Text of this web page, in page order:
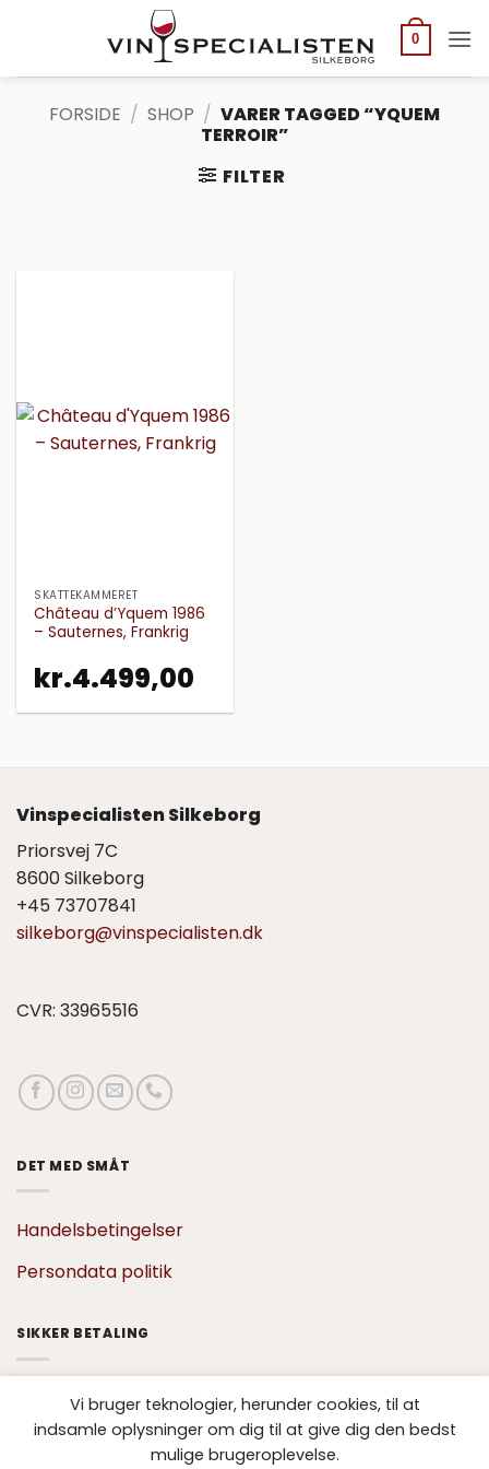
0
FORSIDE / SHOP / VARER TAGGED “YQUEM
TERROIR”
FILTER
SKATTEKAMMERET
Château d’Yquem 1986
– Sauternes, Frankrig
kr.4.499,00
Vinspecialisten Silkeborg
Priorsvej 7C
8600 Silkeborg
+45 73707841
silkeborg@vinspecialisten.dk
CVR: 33965516
DET MED SMÅT
Handelsbetingelser
Persondata politik
SIKKER BETALING
Vi bruger teknologier, herunder cookies, til at
indsamle oplysninger om dig til at give dig den bedst
mulige brugeroplevelse.